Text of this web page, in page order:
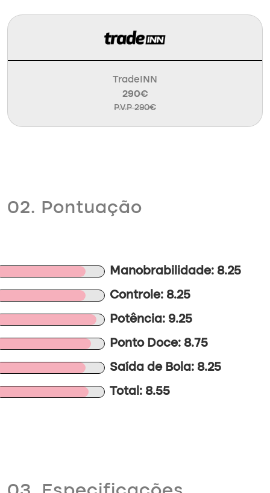
TradeINN
290€
P.V.P 290€
02. Pontuação
Manobrabilidade: 8.25
Controle: 8.25
Potência: 9.25
Ponto Doce: 8.75
Saída de Bola: 8.25
Total: 8.55